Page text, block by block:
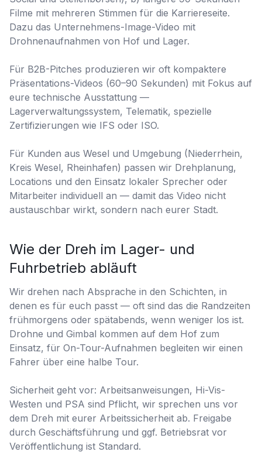
Filme mit mehreren Stimmen für die Karriereseite.
Dazu das Unternehmens-Image-Video mit
Drohnenaufnahmen von Hof und Lager.
Für B2B-Pitches produzieren wir oft kompaktere
Präsentations-Videos (60–90 Sekunden) mit Fokus auf
eure technische Ausstattung —
Lagerverwaltungssystem, Telematik, spezielle
Zertifizierungen wie IFS oder ISO.
Für Kunden aus Wesel und Umgebung (Niederrhein,
Kreis Wesel, Rheinhafen) passen wir Drehplanung,
Locations und den Einsatz lokaler Sprecher oder
Mitarbeiter individuell an — damit das Video nicht
austauschbar wirkt, sondern nach eurer Stadt.
Wie der Dreh im Lager- und
Fuhrbetrieb abläuft
Wir drehen nach Absprache in den Schichten, in
denen es für euch passt — oft sind das die Randzeiten
frühmorgens oder spätabends, wenn weniger los ist.
Drohne und Gimbal kommen auf dem Hof zum
Einsatz, für On-Tour-Aufnahmen begleiten wir einen
Fahrer über eine halbe Tour.
Sicherheit geht vor: Arbeitsanweisungen, Hi-Vis-
Westen und PSA sind Pflicht, wir sprechen uns vor
dem Dreh mit eurer Arbeitssicherheit ab. Freigabe
durch Geschäftsführung und ggf. Betriebsrat vor
Veröffentlichung ist Standard.